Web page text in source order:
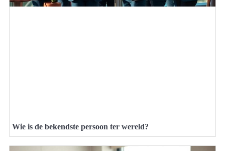
Wie is de bekendste persoon ter wereld?